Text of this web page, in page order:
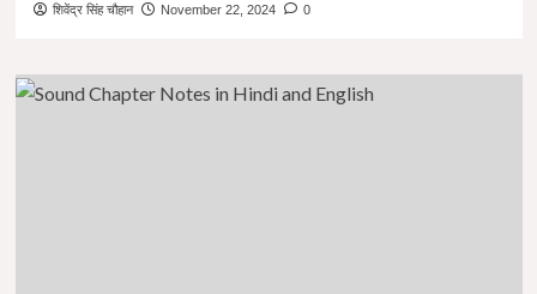
शिवेंद्र सिंह चौहान November 22, 2024 0